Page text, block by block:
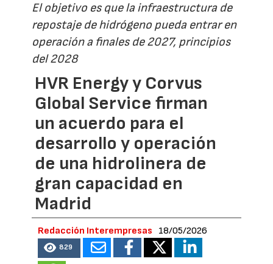
El objetivo es que la infraestructura de
repostaje de hidrógeno pueda entrar en
operación a finales de 2027, principios
del 2028
HVR Energy y Corvus
Global Service firman
un acuerdo para el
desarrollo y operación
de una hidrolinera de
gran capacidad en
Madrid
Redacción Interempresas 18/05/2026
829